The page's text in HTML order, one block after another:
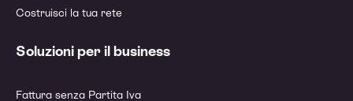
Costruisci la tua rete
Soluzioni per il business
Fattura senza Partita Iva